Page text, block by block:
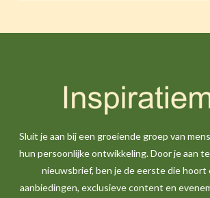
Sluit je aan bij een groeiende groep van
hun persoonlijke ontwikkeling. Door je aan
nieuwsbrief, ben je de eerste die hoort
aanbiedingen, exclusieve content en